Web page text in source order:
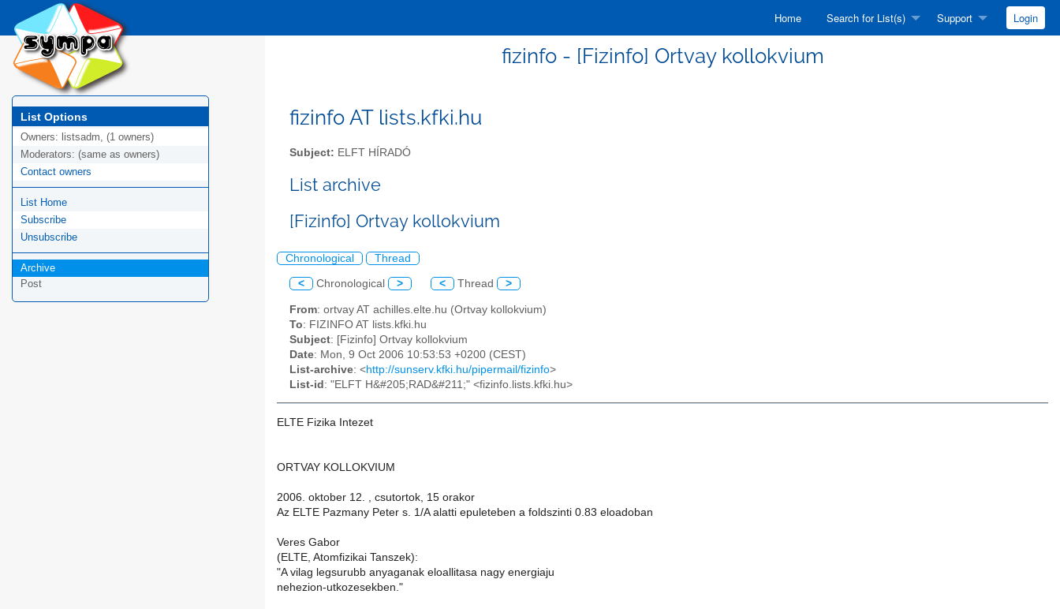
Home Search for List(s) Support Login
fizinfo - [Fizinfo] Ortvay kollokvium
List Options
Owners: listsadm, (1 owners)
Moderators: (same as owners)
Contact owners
List Home
Subscribe
Unsubscribe
Archive
Post
fizinfo AT lists.kfki.hu
Subject: ELFT HÍRADÓ
List archive
[Fizinfo] Ortvay kollokvium
Chronological Thread
< Chronological > < Thread >
From: ortvay AT achilles.elte.hu (Ortvay kollokvium)
To: FIZINFO AT lists.kfki.hu
Subject: [Fizinfo] Ortvay kollokvium
Date: Mon, 9 Oct 2006 10:53:53 +0200 (CEST)
List-archive: <http://sunserv.kfki.hu/pipermail/fizinfo>
List-id : "ELFT H&#205;RAD&#211;" <fizinfo.lists.kfki.hu>
ELTE Fizika Intezet
ORTVAY KOLLOKVIUM
2006. oktober 12. , csutortok, 15 orakor
Az ELTE Pazmany Peter s. 1/A alatti epuleteben a foldszinti 0.83 eloadoban
Veres Gabor
(ELTE, Atomfizikai Tanszek):
"A vilag legsurubb anyaganak eloallitasa nagy energiaju
nehezion-utkozesekben."